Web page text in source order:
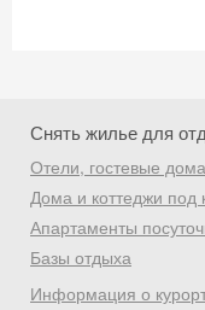
Снять жилье для
Отели, гостевые дома
Дома и коттеджи под
Апартаменты
Базы отдыха
Информация о